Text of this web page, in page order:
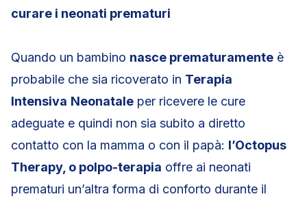
curare i neonati prematuri
Quando un bambino nasce prematuramente è
probabile che sia ricoverato in Terapia
Intensiva Neonatale per ricevere le cure
adeguate e quindi non sia subito a diretto
contatto con la mamma o con il papà: l’Octopus
Therapy, o polpo-terapia offre ai neonati
prematuri un’altra forma di conforto durante il